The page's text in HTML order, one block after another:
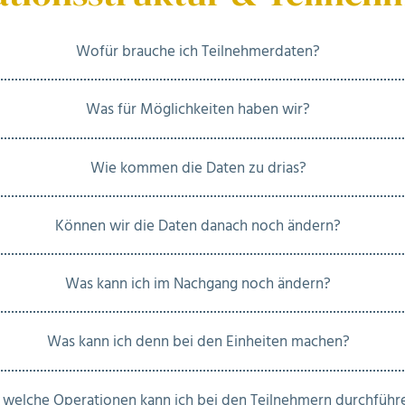
Wofür brauche ich Teilnehmerdaten?
Was für Möglichkeiten haben wir?
Wie kommen die Daten zu drias?
Können wir die Daten danach noch ändern?
Was kann ich im Nachgang noch ändern?
Was kann ich denn bei den Einheiten machen?